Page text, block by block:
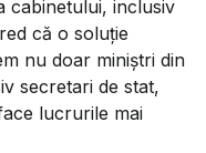
cabinetului, inclusiv
că o soluție
nu doar miniștri din
secretari de stat,
lucrurile mai